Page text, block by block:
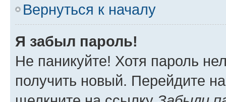
Вернуться к началу
Я забыл пароль!
Не паникуйте! Хотя пароль
получить новый. Перейдите